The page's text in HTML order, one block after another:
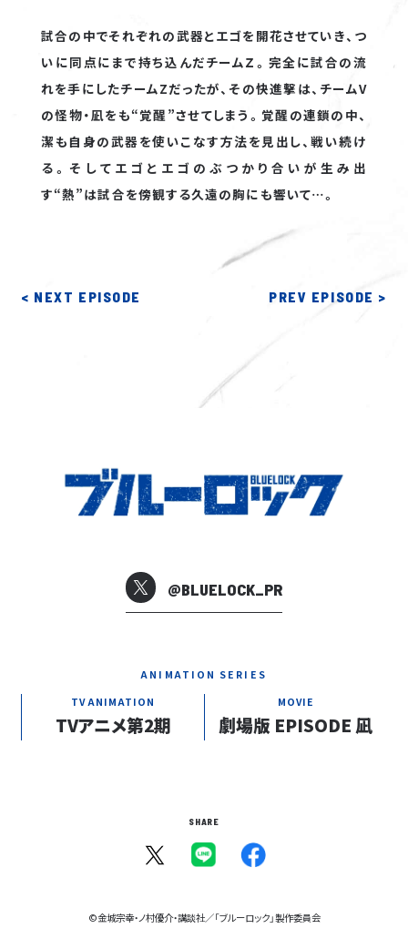
STORY
CHARACTER
STAFF
CAST
CAST COMMENT
試合の中でそれぞれの武器とエゴを開花させていき、つ
いに同点にまで持ち込んだチームＺ。完全に試合の流
れを手にしたチームZだったが、その快進撃は、チームV
の怪物・凪をも“覚醒”させてしまう。覚醒の連鎖の中、
潔も自身の武器を使いこなす方法を見出し、戦い続け
る。そしてエゴとエゴのぶつかり合いが生み出
す“熱”は試合を傍観する久遠の胸にも響いて…。
< NEXT EPISODE PREV EPISODE >
@BLUELOCK_PR
ANIMATION SERIES
TV ANIMATION
TVアニメ第2期
MOVIE
劇場版 EPISODE 凪
SHARE
©金城宗幸・ノ村優介・講談社／「ブルーロック」製作委員会